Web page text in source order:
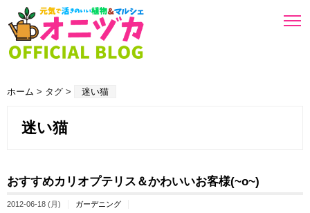
ホーム > タグ > 迷い猫
迷い猫
おすすめカリオプテリス＆かわいいお客様(~o~)
2012-06-18 (月)
ガーデニング